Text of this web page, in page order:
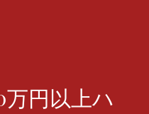
万円以上ハ